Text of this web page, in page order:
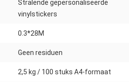
Stralende gepersonaliseerde
vinylstickers
0.3*28M
Geen residuen
2,5 kg / 100 stuks A4-formaat